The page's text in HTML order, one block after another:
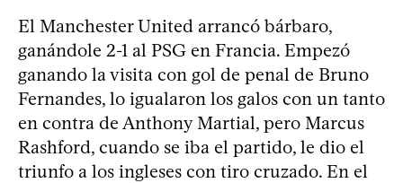
El Manchester United arrancó bárbaro,
ganándole 2-1 al PSG en Francia. Empezó
ganando la visita con gol de penal de Bruno
Fernandes, lo igualaron los galos con un tanto
en contra de Anthony Martial, pero Marcus
Rashford, cuando se iba el partido, le dio el
triunfo a los ingleses con tiro cruzado. En el